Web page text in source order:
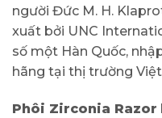
người Đức M. H.
xuất bởi UNC
số một Hàn Quốc,
hãng tại thị trường
Phôi Zirconia Razor